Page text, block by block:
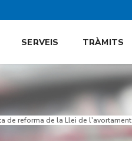
SERVEIS TRÀMITS
de reforma de la Llei de l'avortament